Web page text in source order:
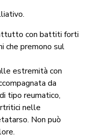
con battiti forti
che premono sul
estremità con
da
tipo reumatico,
nelle
Non può